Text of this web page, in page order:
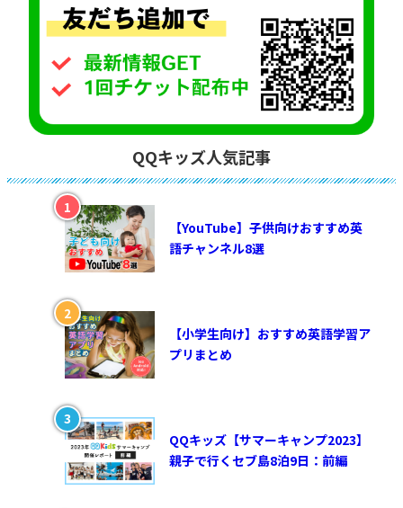
QQキッズ人気記事
【YouTube】子供向けおすすめ英
語チャンネル8選
【小学生向け】おすすめ英語学習ア
プリまとめ
QQキッズ【サマーキャンプ2023】
親子で行くセブ島8泊9日：前編